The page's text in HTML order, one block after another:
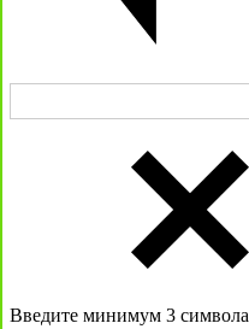
Введите минимум 3 символа